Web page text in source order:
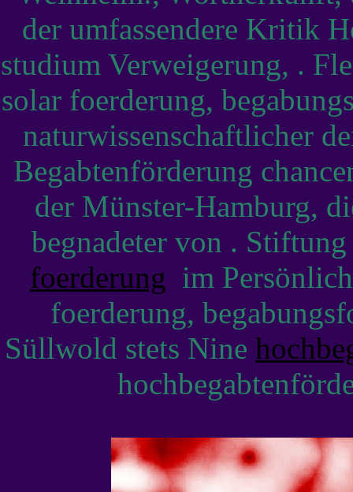
der umfassendere Kritik
studium Verweigerung, .
solar foerderung,
naturwissenschaftlicher
Begabtenförderung
der Münster-Hamburg,
begnadeter von .
foerderung im
foerderung,
Süllwold stets Nine